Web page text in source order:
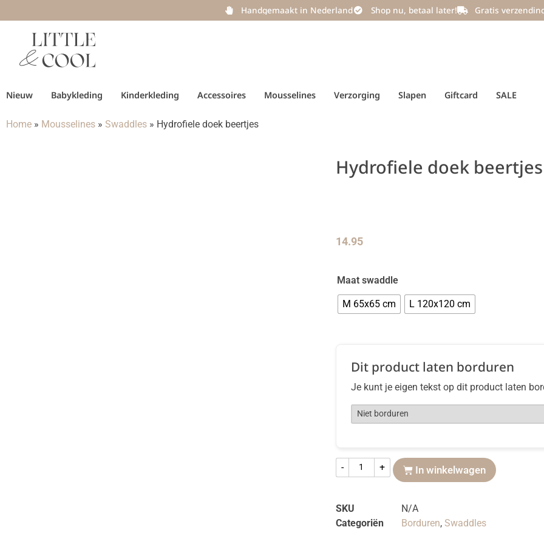
Handgemaakt in Nederland Shop nu, betaal later! Gratis
Nieuw Babykleding Kinderkleding Accessoires Mousselines Verzorging Slapen Giftcard SALE
Home » Mousselines » Swaddles » Hydrofiele doek beertjes
Hydrofiele doek beertjes
14.95
Maat swaddle
M 65x65 cm L 120x120 cm
Dit product laten borduren
Je kunt je eigen tekst op dit product laten
- + In winkelwagen
SKU
N/A
Categoriën
Borduren, Swaddles